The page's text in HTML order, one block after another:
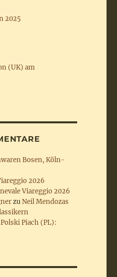
2025
(UK) am
Bosen, Köln-
2026
Viareggio 2026
zuNeil Mendozas
Polski Piach (PL):